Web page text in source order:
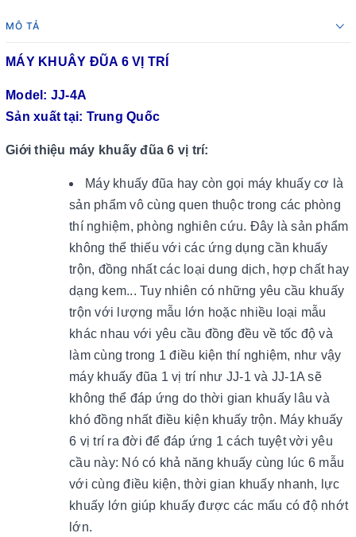
MÔ TẢ
MÁY KHUÂY ĐŨA 6 VỊ TRÍ
Model: JJ-4A
Sản xuất tại: Trung Quốc
Giới thiệu máy khuấy đũa 6 vị trí:
Máy khuấy đũa hay còn gọi máy khuấy cơ là
sản phẩm vô cùng quen thuộc trong các phòng
thí nghiệm, phòng nghiên cứu. Đây là sản phẩm
không thể thiếu với các ứng dụng cần khuấy
trộn, đồng nhất các loại dung dịch, hợp chất hay
dạng kem... Tuy nhiên có những yêu cầu khuấy
trộn với lượng mẫu lớn hoặc nhiều loại mẫu
khác nhau với yêu cầu đồng đều về tốc độ và
làm cùng trong 1 điều kiện thí nghiệm, như vậy
máy khuấy đũa 1 vị trí như JJ-1 và JJ-1A sẽ
không thể đáp ứng do thời gian khuấy lâu và
khó đồng nhất điều kiện khuấy trộn. Máy khuấy
6 vị trí ra đời để đáp ứng 1 cách tuyệt vời yêu
cầu này: Nó có khả năng khuấy cùng lúc 6 mẫu
với cùng điều kiện, thời gian khuấy nhanh, lực
khuấy lớn giúp khuấy được các mấu có độ nhớt
lớn.